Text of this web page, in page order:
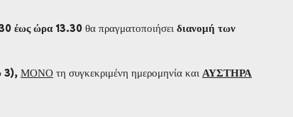
έως ώρα 13.30 θα πραγματοποιήσει διανομή των
3), ΜΟΝΟ τη συγκεκριμένη ημερομηνία και ΑΥΣΤΗΡΑ